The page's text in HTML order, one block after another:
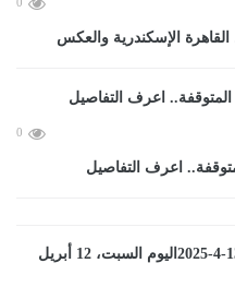
الإسكندرية والعكس
0
اعرف التفاصيل